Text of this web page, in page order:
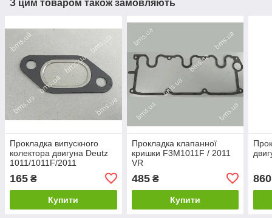
З цим товаром також замовляють
Прокладка випускного
колектора двигуна Deutz
1011/1011F/2011
165 ₴
Купити
Прокладка клапанної
кришки F3M1011F / 2011
VR
485₴
Купити
860